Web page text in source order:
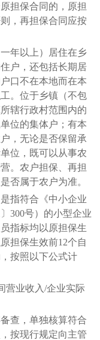
担保合同的，原担
，再担保合同应按
年以上）居住在乡
户，还包括长期居
口不在本地而在本
。位于乡镇（不包
辖行政村范围内的
位的集体户；有本
，无论是否保留承
位，既可以从事农
。农户担保、再担
否属于农户为准。
指符合《中小企业
300号）的小型企业
指标均以原担保生
担保生效前12个自
按照以下公式计
业收入/企业实际
查，单独核算符合
按现行规定向主管